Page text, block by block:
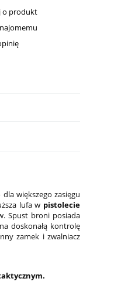
o produkt
dla większego zasięgu
lufa w pistolecie
Spust broni posiada
doskonałą kontrolę
zamek i zwalniacz